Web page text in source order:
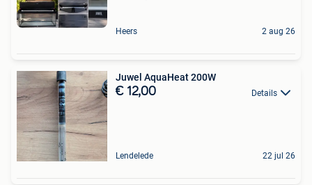
Heers 2 aug 26
Juwel AquaHeat 200W
€ 12,00 Details
Lendelede 22 jul 26